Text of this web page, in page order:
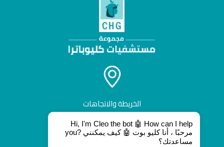
الخريطة والاتجاهات
Hi, I'm Cleo the bot 🤖 How can I help
you? مرحبًا ، أنا كليو بوت 🤖 كيف يمكنني
مساعدتك؟